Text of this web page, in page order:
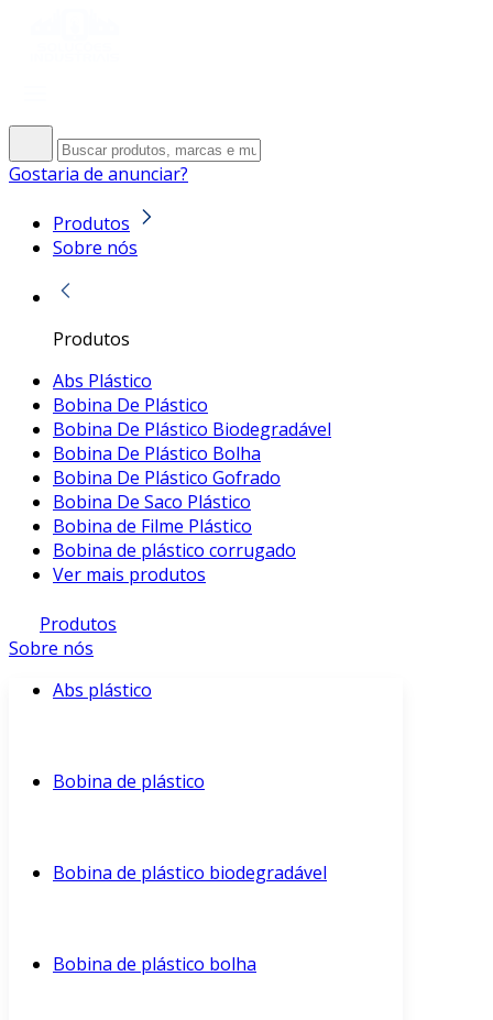
Gostaria de anunciar?
Produtos
Sobre nós
Produtos
Abs Plástico
Bobina De Plástico
Bobina De Plástico Biodegradável
Bobina De Plástico Bolha
Bobina De Plástico Gofrado
Bobina De Saco Plástico
Bobina de Filme Plástico
Bobina de plástico corrugado
Ver mais produtos
Produtos
Sobre nós
Abs plástico
Bobina de plástico
Bobina de plástico biodegradável
Bobina de plástico bolha